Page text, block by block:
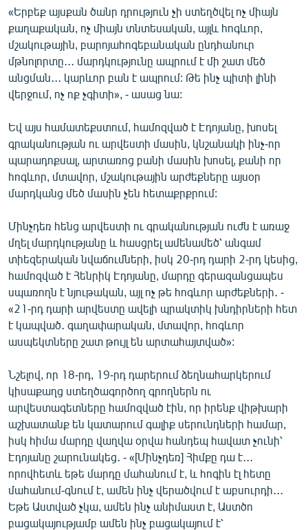
«Ազատության» բոլոր կայքերը
«Երբեք այսքան ծանր դրություն չի ստեղծվել ոչ միայն
քաղաքական, ոչ միայն տնտեսական, այլև հոգևոր,
մշակութային, բարոյահոգեբանական ընդհանուր
մթնոլորտը․․․ մարդկությունը ապրում է մի շատ մեծ
անցման․․․ կարևոր բան է ապրում: Թե ինչ պիտի լինի
վերջում, ոչ ոք չգիտի», - ասաց նա:
Եվ այս համատեքստում, համոզված է Էդոյանը, խոսել
գրականության ու արվեստի մասին, կնշանակի ինչ-որ
պարադոքսալ, արտառոց բանի մասին խոսել, քանի որ
հոգևոր, մտավոր, մշակութային արժեքները այսօր
մարդկանց մեծ մասին չեն հետաքրքրում:
Մինչդեռ հենց արվեստի ու գրականության ուժն է առաջ
մղել մարդկությանը և հասցրել ամենամեծ՝ անգամ
տիեզերական նվաճումների, իսկ 20-րդ դարի 2-րդ կեսից,
համոզված է Հենրիկ Էդոյանը, մարդը գերազանցապես
սպառողն է նյութական, այլ ոչ թե հոգևոր արժեքների․ -
«21-րդ դարի արվեստը ավելի պրակտիկ խնդիրների հետ
է կապված․ գաղափարական, մտավոր, հոգևոր
ասպեկտները շատ թույլ են արտահայտված»:
Նշելով, որ 18-րդ, 19-րդ դարերում ձեղնահարկերում
կիսաքաղց ստեղծագործող գրողներն ու
արվեստագետները համոզված էին, որ իրենք վիթխարի
աշխատանք են կատարում գալիք սերունդների համար,
իսկ հիմա մարդը վաղվա օրվա հանդեպ հավատ չունի՝
Էդոյանը շարունակեց․ - «[Մինչդեռ] Հիմքը դա է․․․
որովհետև եթե մարդը մահանում է, և հոգին էլ հետը
մահանում-գնում է, ամեն ինչ վերածվում է աբսուրդի․․․
Եթե Աստված չկա, ամեն ինչ անիմաստ է, Աստծո
բացակայությամբ ամեն ինչ բացակայում է՝